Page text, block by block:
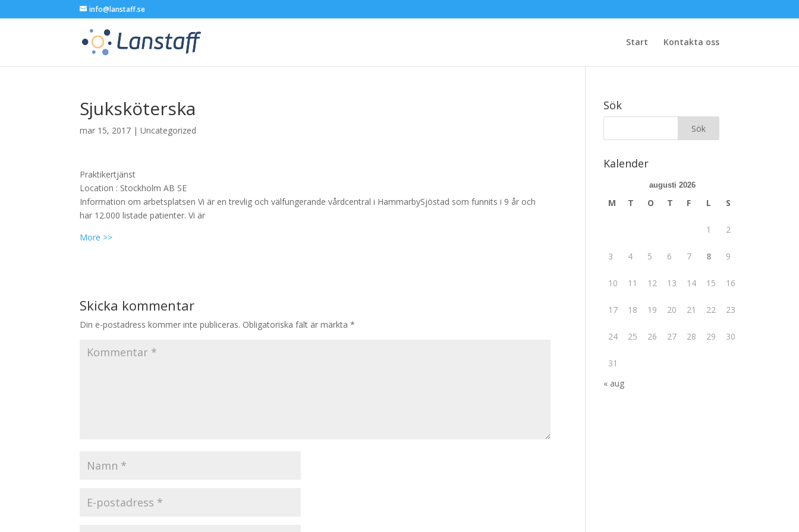
info@lanstaff.se
Start Kontakta oss
Sjuksköterska
mar 15, 2017 |Uncategorized
Praktikertjänst
Location : Stockholm AB SE
Information om arbetsplatsen Vi är en trevlig och välfungerande vårdcentral i HammarbySjöstad som funnits i 9 år och
har 12.000 listade patienter. Vi är
More >>
Skicka kommentar
Din e-postadress kommer inte publiceras. Obligatoriska fält är märkta*
Sök
Kalender
augusti 2026
M T O T F L S
1 2
3 4 5 6 7 8 9
10 11 12 13 14 15 16
17 18 19 20 21 22 23
24 25 26 27 28 29 30
31
« aug